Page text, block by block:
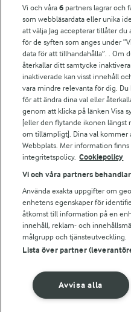
För ägare
Arlas kundportal
Arla.com
Falbygdens Ost
Arla webbshop
Bildbank
Följ oss
© 2026 Arla Foods
Integritetspolicy
Vi och våra6 partners lagrar och
som webbläsardata eller unika
att välja Jag accepterar tillåter
för de syften som anges under
data för att tillhandahålla”. . Om
återkallar ditt samtycke
inaktiverade kan visst innehåll
vara mindre relevanta för dig.
för att ändra dina val eller
genom att klicka på länken Visa
[eller den flytande ikonen längst
om tillämpligt]. Dina val kommer
Webbplats. Mer information finns
integritetspolicy. Cookiepolicy
Vi och våra partners
Använda exakta uppgifter om
enhetens egenskaper för
åtkomst till information på en
innehåll, reklam- och
målgrupp och tjänsteutveckling.
Lista över partner
Avvisa alla